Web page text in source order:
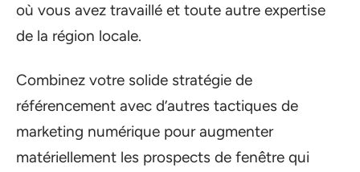
où vous avez travaillé et toute autre expertise
de la région locale.
Combinez votre solide stratégie de
référencement avec d’autres tactiques de
marketing numérique pour augmenter
matériellement les prospects de fenêtre qui